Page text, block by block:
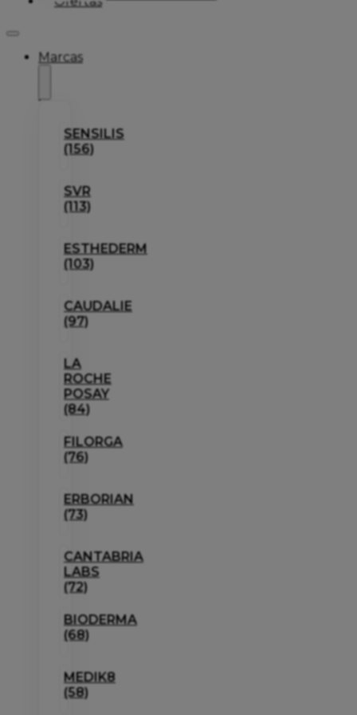
Marcas
SENSILIS
(156)
SVR
(113)
ESTHEDERM
(103)
CAUDALIE
(97)
LA
ROCHE
POSAY
(84)
FILORGA
(76)
ERBORIAN
(73)
CANTABRIA
LABS
(72)
BIODERMA
(68)
MEDIK8
(58)